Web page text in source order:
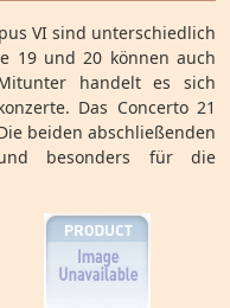
VI sind unterschiedlich
19 und 20 können auch
handelt es sich
Das Concerto 21
beiden abschließenden
besonders für die